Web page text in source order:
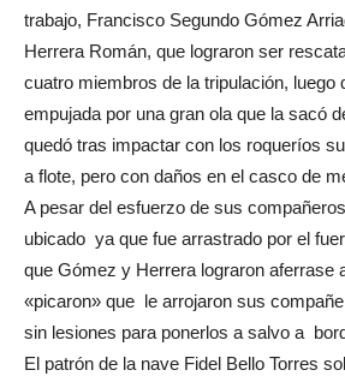
trabajo, Francisco Segundo Gómez
Herrera Román, que lograron ser
cuatro miembros de la tripulación, luego
empujada por una gran ola que la sacó
quedó tras impactar con los roqueríos
a flote, pero con daños en el casco de
A pesar del esfuerzo de sus
ubicado ya que fue arrastrado por el
que Gómez y Herrera lograron aferrase
«picaron» que le arrojaron sus
sin lesiones para ponerlos a salvo a
El patrón de la nave Fidel Bello Torres